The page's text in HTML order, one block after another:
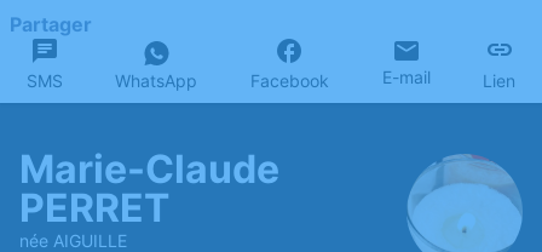
Partager
SMS WhatsApp Facebook E-mail Lien
Marie-Claude
PERRET
née AIGUILLE